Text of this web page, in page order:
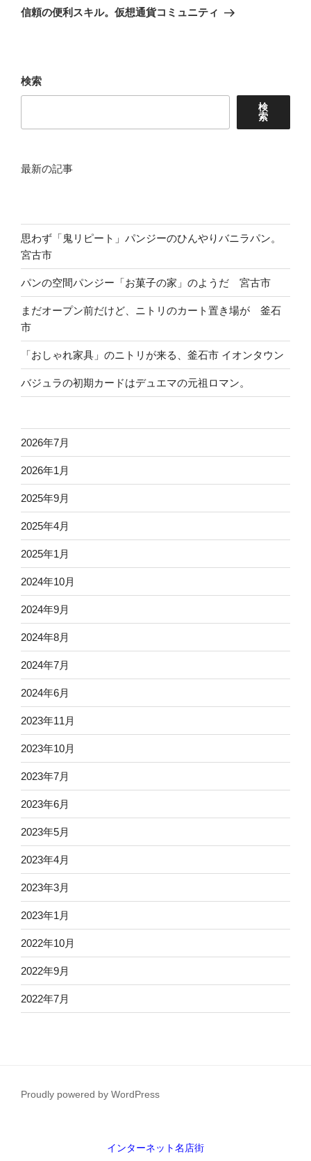
ゲ
ン
の
信頼の便利スキル。仮想通貨コミュニティ
検索
検
索
最新の記事
思わず「鬼リピート」パンジーのひんやりバニラパン。
宮古市
パンの空間パンジー「お菓子の家」のようだ 宮古市
まだオープン前だけど、ニトリのカート置き場が 釜石
市
「おしゃれ家具」のニトリが来る、釜石市 イオンタウン
バジュラの初期カードはデュエマの元祖ロマン。
2026年7月
2026年1月
2025年9月
2025年4月
2025年1月
2024年10月
2024年9月
2024年8月
2024年7月
2024年6月
2023年11月
2023年10月
2023年7月
2023年6月
2023年5月
2023年4月
2023年3月
2023年1月
2022年10月
2022年9月
2022年7月
Proudly powered by WordPress
インターネット名店街